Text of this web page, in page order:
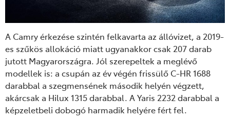
A Camry érkezése szintén felkavarta az állóvizet, a 2019-
es szűkös allokáció miatt ugyanakkor csak 207 darab
jutott Magyarországra. Jól szerepeltek a meglévő
modellek is: a csupán az év végén frissülő C-HR 1688
darabbal a szegmensének második helyén végzett,
akárcsak a Hilux 1315 darabbal. A Yaris 2232 darabbal a
képzeletbeli dobogó harmadik helyére fért fel.